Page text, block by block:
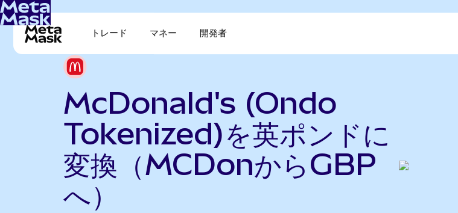
トレード マネー 開発者
McDonald's (Ondo
Tokenized)を英ポンドに
変換（MCDonからGBP
へ）